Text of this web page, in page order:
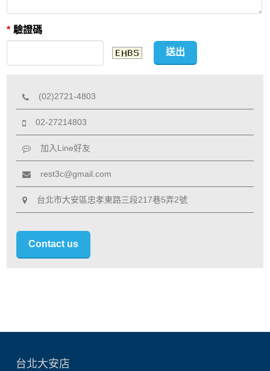
* 驗證碼
送出
(02)2721-4803
02-27214803
加入Line好友
rest3c@gmail.com
台北市大安區忠孝東路三段217巷5弄2號
Contact us
台北大安店